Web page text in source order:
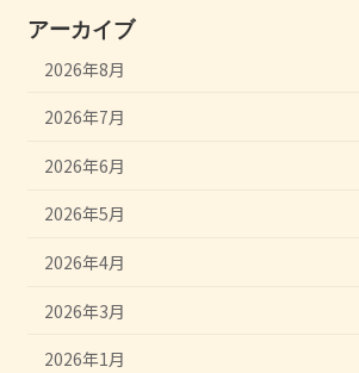
アーカイブ
2026年8月
2026年7月
2026年6月
2026年5月
2026年4月
2026年3月
2026年1月